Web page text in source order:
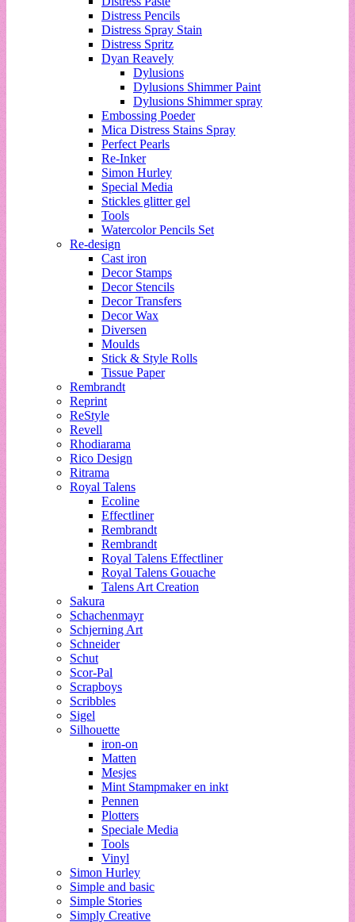
Distress Pencils
Distress Spray Stain
Distress Spritz
Dyan Reavely
Dylusions
Dylusions Shimmer Paint
Dylusions Shimmer spray
Embossing Poeder
Mica Distress Stains Spray
Perfect Pearls
Re-Inker
Simon Hurley
Special Media
Stickles glitter gel
Tools
Watercolor Pencils Set
Re-design
Cast iron
Decor Stamps
Decor Stencils
Decor Transfers
Decor Wax
Diversen
Moulds
Stick & Style Rolls
Tissue Paper
Rembrandt
Reprint
ReStyle
Revell
Rhodiarama
Rico Design
Ritrama
Royal Talens
Ecoline
Effectliner
Rembrandt
Rembrandt
Royal Talens Effectliner
Royal Talens Gouache
Talens Art Creation
Sakura
Schachenmayr
Schjerning Art
Schneider
Schut
Scor-Pal
Scrapboys
Scribbles
Sigel
Silhouette
iron-on
Matten
Mesjes
Mint Stampmaker en inkt
Pennen
Plotters
Speciale Media
Tools
Vinyl
Simon Hurley
Simple and basic
Simple Stories
Simply Creative